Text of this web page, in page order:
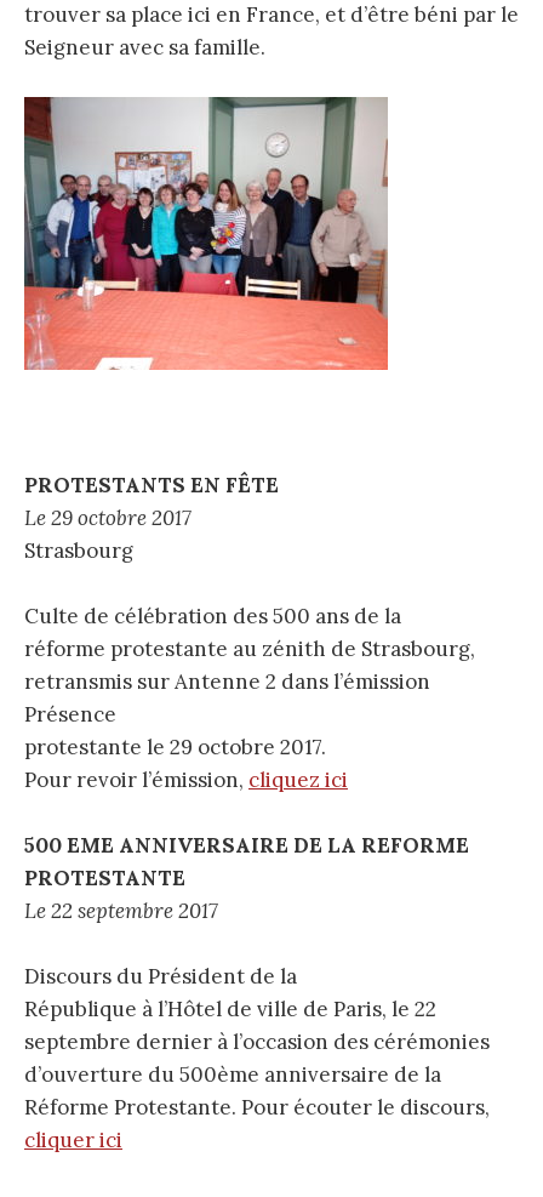
trouver sa place ici en France, et d’être béni par le
Seigneur avec sa famille.
PROTESTANTS EN FÊTE
Le 29 octobre 2017
Strasbourg
Culte de célébration des 500 ans de la
réforme protestante au zénith de Strasbourg,
retransmis sur Antenne 2 dans l’émission
Présence
protestante le 29 octobre 2017.
Pour revoir l’émission, cliquez ici
500 EME ANNIVERSAIRE DE LA REFORME
PROTESTANTE
Le 22 septembre 2017
Discours du Président de la
République à l’Hôtel de ville de Paris, le 22
septembre dernier à l’occasion des cérémonies
d’ouverture du 500ème anniversaire de la
Réforme Protestante. Pour écouter le discours,
cliquer ici